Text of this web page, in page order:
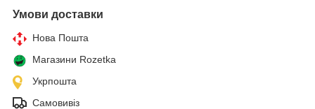
Умови доставки
Нова Пошта
Магазини Rozetka
Укрпошта
Самовивіз